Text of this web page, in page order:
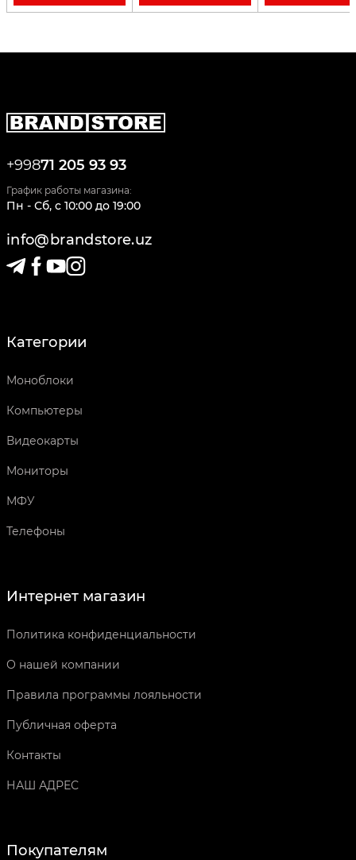
+99871 205 93 93
График работы магазина:
Пн - Сб, c 10:00 до 19:00
info@brandstore.uz
Категории
Моноблоки
Компьютеры
Видеокарты
Мониторы
МФУ
Телефоны
Интернет магазин
Политика конфиденциальности
О нашей компании
Правила программы лояльности
Публичная оферта
Контакты
НАШ АДРЕС
Покупателям